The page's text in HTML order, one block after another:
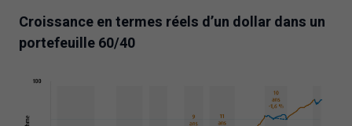
Croissance en termes réels d’un dollar dans un
portefeuille60/40